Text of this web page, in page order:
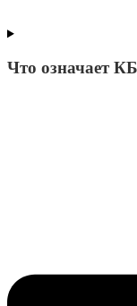
Что означает